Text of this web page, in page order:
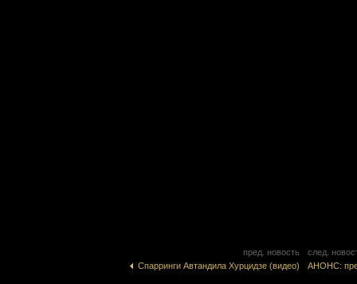
пред. новость
Спарринги Автандила Хурцидзе (видео)
след.
АНОНС: